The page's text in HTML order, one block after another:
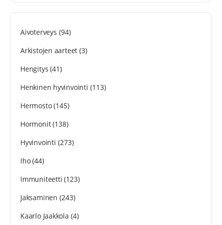
Aivoterveys (94)
Arkistojen aarteet (3)
Hengitys (41)
Henkinen hyvinvointi (113)
Hermosto(145)
Hormonit(138)
Hyvinvointi (273)
Iho(44)
Immuniteetti (123)
Jaksaminen (243)
Kaarlo Jaakkola (4)